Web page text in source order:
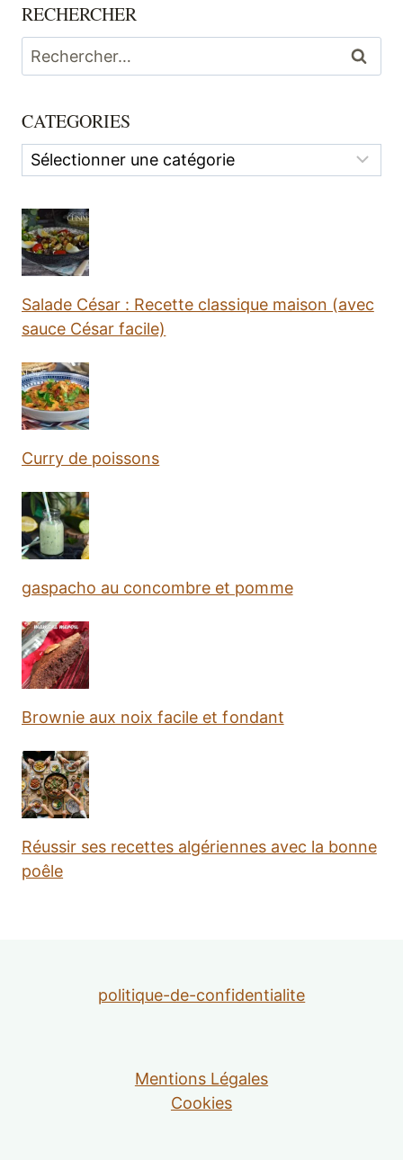
RECHERCHER
Rechercher :
CATEGORIES
Categories
Salade César : Recette classique maison (avec
sauce César facile)
Curry de poissons
gaspacho au concombre et pomme
Brownie aux noix facile et fondant
Réussir ses recettes algériennes avec la bonne
poêle
politique-de-confidentialite
Mentions Légales
Cookies